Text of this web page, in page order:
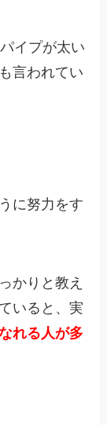
イプが太い
言われてい
に努力をす
かりと教え
いると、実
れる人が多